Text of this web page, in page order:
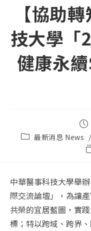
【協助
技大學「
健康永
Post最新消息 News /
中華醫事科技大學舉
際交流論壇」，為讓
共榮的宜居藍圖，實
標；特以跨域、跨界